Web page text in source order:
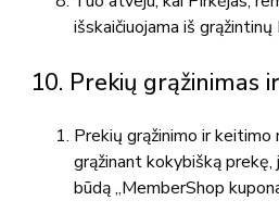
išskaičiuojama iš
10. Prekių grąžinimas
Prekių grąžinimo ir
grąžinant kokybišką
būdą „MemberShop